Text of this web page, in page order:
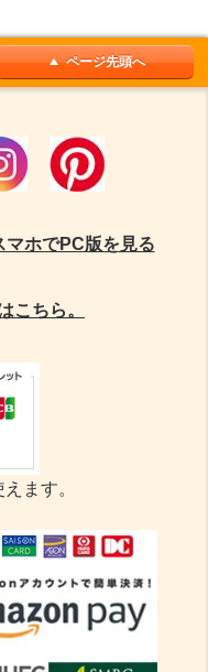
ページ先頭へ
マホでPC版を見る
こちら。
ます。